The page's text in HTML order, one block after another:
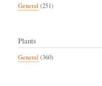
General (251)
Plants
General (360)